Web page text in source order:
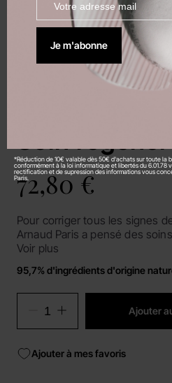
à l'extrait
Soin
72,80 €
Pour corriger tous les signes
Arnaud Paris a pensé des
précieux concentrés en
rajeunir l'aspect de la peau et
cutané.
Voir plus
95,7% d'ingrédients d'origine
Ajouter
Ajouter à mes favoris
Je m'abonne
*Réduction de 10€ valable dès 50€ d'achats sur toute la
conformément à la loi informatique et libertés du 6.01.78
rectification et de supression des informations vous
Paris.